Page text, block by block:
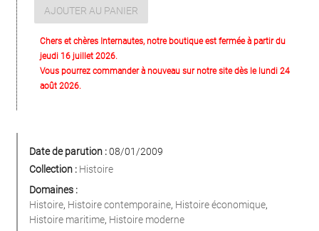
AJOUTER AU PANIER
Chers et chères Internautes, notre boutique est fermée à partir du
jeudi 16 juillet 2026.
Vous pourrez commander à nouveau sur notre site dès le lundi 24
août 2026.
Date de parution :08/01/2009
Collection : Histoire
Domaines :
Histoire, Histoire contemporaine, Histoire économique,
Histoire maritime, Histoire moderne